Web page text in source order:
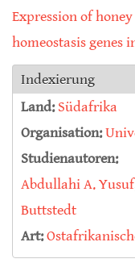
Expression of
homeostasis genes
Indexierung
Land:Südafrika
Organisation:
Studienautoren:
Abdullahi A. Yusuf
Buttstedt
Art: